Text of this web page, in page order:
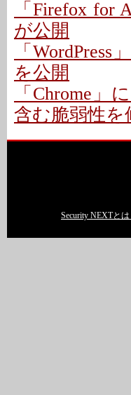
「Firefox
が公開
「
を公開
「Chrome
含む脆弱性を
Security NEXTとは